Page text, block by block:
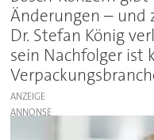
Änderungen – und
Dr. Stefan König
sein Nachfolger ist
ANZEIGE